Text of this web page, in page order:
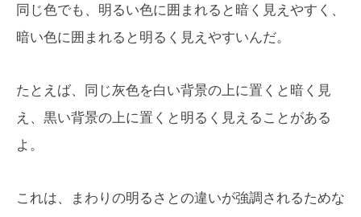
同じ色でも、明るい色に囲まれると暗く見えやすく、
暗い色に囲まれると明るく見えやすいんだ。
たとえば、同じ灰色を白い背景の上に置くと暗く見
え、黒い背景の上に置くと明るく見えることがある
よ。
これは、まわりの明るさとの違いが強調されるためな